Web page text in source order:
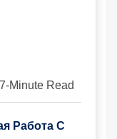
7-Minute Read
Работа С